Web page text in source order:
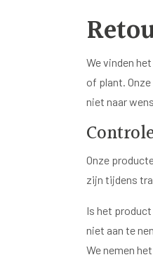
We vinden
of plant.
niet naar
Onze
zijn tijdens
Is het
niet aan te
We nemen